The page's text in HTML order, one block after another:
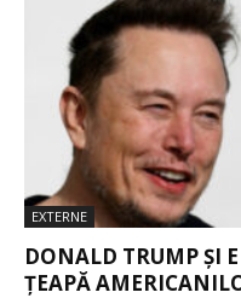
EXTERNE
DONALD TRUMP ȘI
ȚEAPĂ